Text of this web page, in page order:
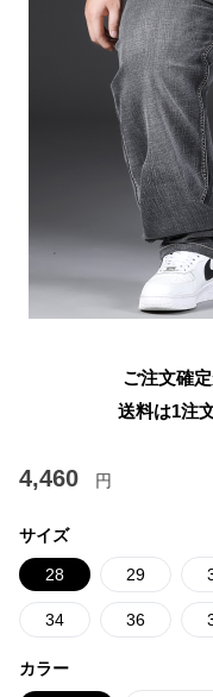
ご注文確
送料は1注
4,460 円
サイズ
28 29
34 36
カラー